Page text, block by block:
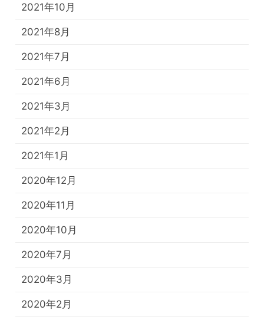
2021年10月
2021年8月
2021年7月
2021年6月
2021年3月
2021年2月
2021年1月
2020年12月
2020年11月
2020年10月
2020年7月
2020年3月
2020年2月